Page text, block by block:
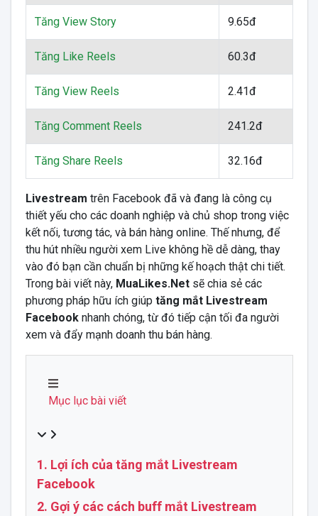
Tăng View Story 9.65đ
Tăng Like Reels 60.3đ
Tăng View Reels 2.41đ
Tăng Comment Reels 241.2đ
Tăng Share Reels 32.16đ
Livestream trên Facebook đã và đang là công cụ
thiết yếu cho các doanh nghiệp và chủ shop trong việc
kết nối, tương tác, và bán hàng online. Thế nhưng, để
thu hút nhiều người xem Live không hề dễ dàng, thay
vào đó bạn cần chuẩn bị những kế hoạch thật chi tiết.
Trong bài viết này, MuaLikes.Net sẽ chia sẻ các
phương pháp hữu ích giúp tăng mắt Livestream
Facebooknhanh chóng, từ đó tiếp cận tối đa người
xem và đẩy mạnh doanh thu bán hàng.
Mục lục bài viết
1. Lợi ích của tăng mắt Livestream
Facebook
2. Gợi ý các cách buff mắt Livestream